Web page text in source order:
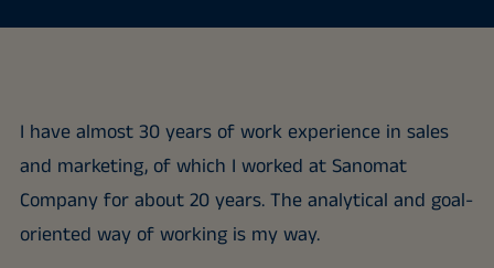
I have almost 30 years of work experience in sales
and marketing, of which I worked at Sanomat
Company for about 20 years. The analytical and goal-
oriented way of working is my way.